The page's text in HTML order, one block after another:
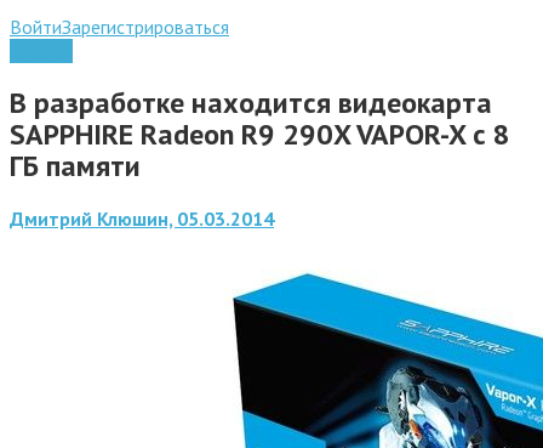
ВойтиЗарегистрироваться
В разработке находится видеокарта
SAPPHIRE Radeon R9 290X VAPOR-X с 8
ГБ памяти
Дмитрий Клюшин, 05.03.2014